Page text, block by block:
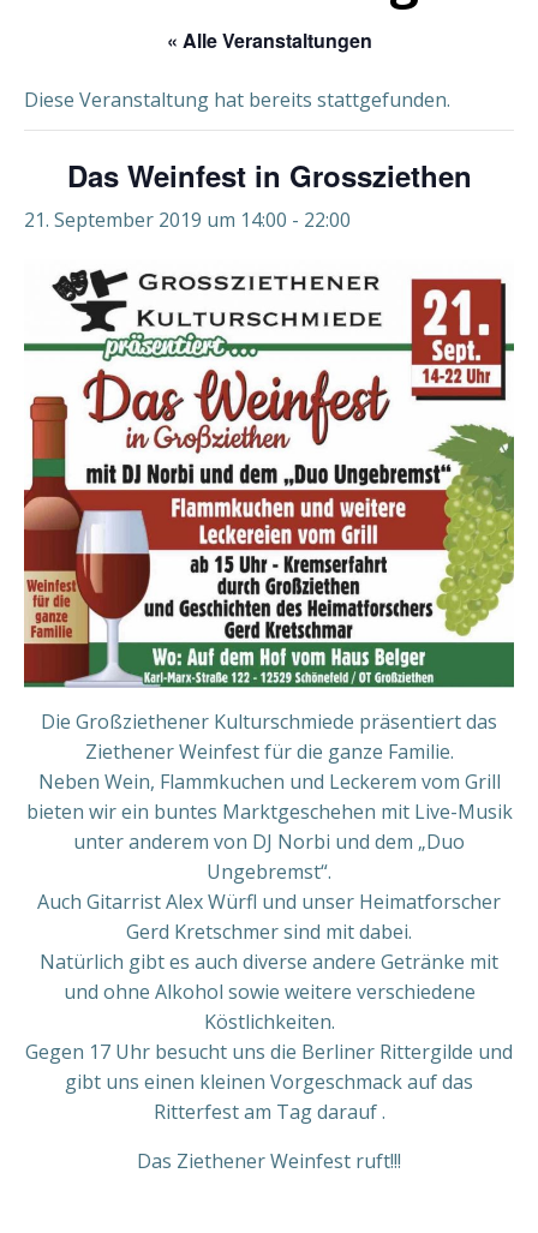
« Alle Veranstaltungen
Diese Veranstaltung hat bereits stattgefunden.
Das Weinfest in Grossziethen
21. September 2019 um 14:00 - 22:00
Die Großziethener Kulturschmiede präsentiert das
Ziethener Weinfest für die ganze Familie.
Neben Wein, Flammkuchen und Leckerem vom Grill
bieten wir ein buntes Marktgeschehen mit Live-Musik
unter anderem von DJ Norbi und dem „Duo
Ungebremst“.
Auch Gitarrist Alex Würfl und unser Heimatforscher
Gerd Kretschmer sind mit dabei.
Natürlich gibt es auch diverse andere Getränke mit
und ohne Alkohol sowie weitere verschiedene
Köstlichkeiten.
Gegen 17 Uhr besucht uns die Berliner Rittergilde und
gibt uns einen kleinen Vorgeschmack auf das
Ritterfest am Tag darauf .
Das Ziethener Weinfest ruft!!!